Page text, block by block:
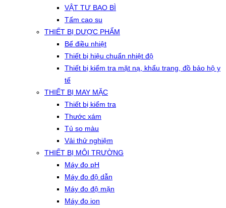
VẬT TƯ BAO BÌ
Tấm cao su
THIẾT BỊ DƯỢC PHẨM
Bể điều nhiệt
Thiết bị hiệu chuẩn nhiệt độ
Thiết bị kiểm tra mặt nạ, khẩu trang, đồ bảo hộ y
tế
THIẾT BỊ MAY MẶC
Thiết bị kiểm tra
Thước xám
Tủ so màu
Vải thử nghiệm
THIẾT BỊ MÔI TRƯỜNG
Máy đo pH
Máy đo độ dẫn
Máy đo độ mặn
Máy đo ion